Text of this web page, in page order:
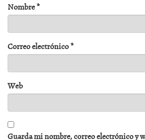
Nombre*
Correo electrónico*
Web
Guarda mi nombre, correo electrónico y